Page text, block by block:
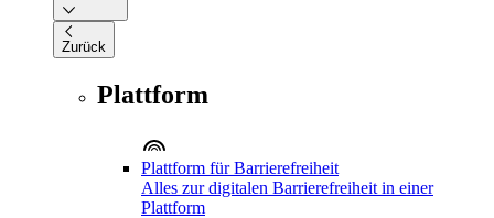
Zurück
Plattform
Plattform für Barrierefreiheit
Alles zur digitalen Barrierefreiheit in einer
Plattform